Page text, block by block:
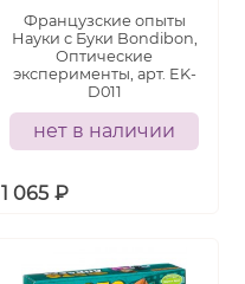
Французские опыты
Науки с Буки Bondibon,
Оптические
эксперименты, арт. EK-
D011
нет в наличии
1 065 ₽